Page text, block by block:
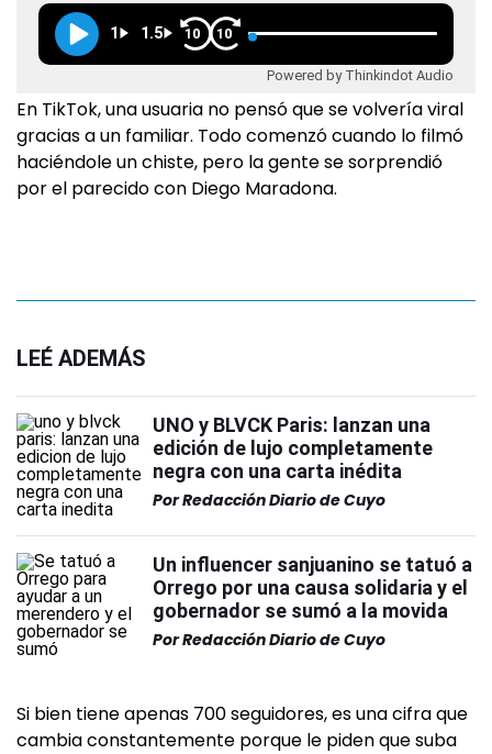
1 1.5 10 10
Powered by Thinkindot Audio
En TikTok, una usuaria no pensó que se volvería viral
gracias a un familiar. Todo comenzó cuando lo filmó
haciéndole un chiste, pero la gente se sorprendió
por el parecido con Diego Maradona.
LEÉ ADEMÁS
UNO y BLVCK Paris: lanzan una
edición de lujo completamente
negra con una carta inédita
PorRedacción Diario de Cuyo
Un influencer sanjuanino se tatuó a
Orrego por una causa solidaria y el
gobernador se sumó a la movida
PorRedacción Diario de Cuyo
Si bien tiene apenas 700 seguidores, es una cifra que
cambia constantemente porque le piden que suba